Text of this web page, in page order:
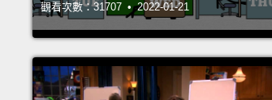
觀看次數：31707 • 2022-01-21